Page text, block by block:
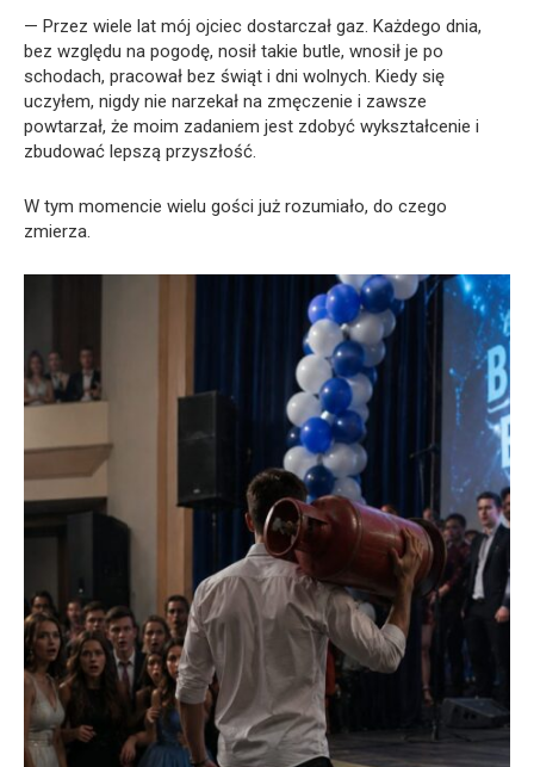
— Przez wiele lat mój ojciec dostarczał gaz. Każdego dnia,
bez względu na pogodę, nosił takie butle, wnosił je po
schodach, pracował bez świąt i dni wolnych. Kiedy się
uczyłem, nigdy nie narzekał na zmęczenie i zawsze
powtarzał, że moim zadaniem jest zdobyć wykształcenie i
zbudować lepszą przyszłość.
W tym momencie wielu gości już rozumiało, do czego
zmierza.